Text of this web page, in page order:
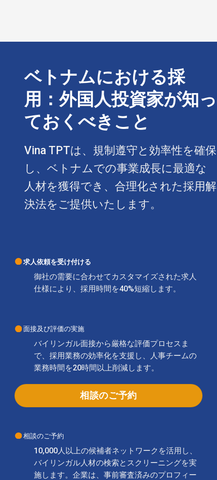
ベトナムにおける採
用：外国人投資家が知っ
ておくべきこと
Vina TPTは、規制遵守と効率性を確保
し、ベトナムでの事業成長に最適な
人材を獲得でき、合理化された採用解
決法をご提供いたします。
求人依頼を受け付ける
御社の需要に合わせてカスタマイズされた求人
仕様により、採用時間を40%短縮します。
面接及び評価の実施
バイリンガル面接から厳格な評価プロセスま
で、採用業務の効率化を支援し、人事チームの
業務時間を20時間以上削減します。
相談のご予約
相談のご予約
10,000人以上の候補者ネットワークを活用し、
バイリンガル人材の検索とスクリーニングを実
施します。企業は、事前審査済みのプロフィー